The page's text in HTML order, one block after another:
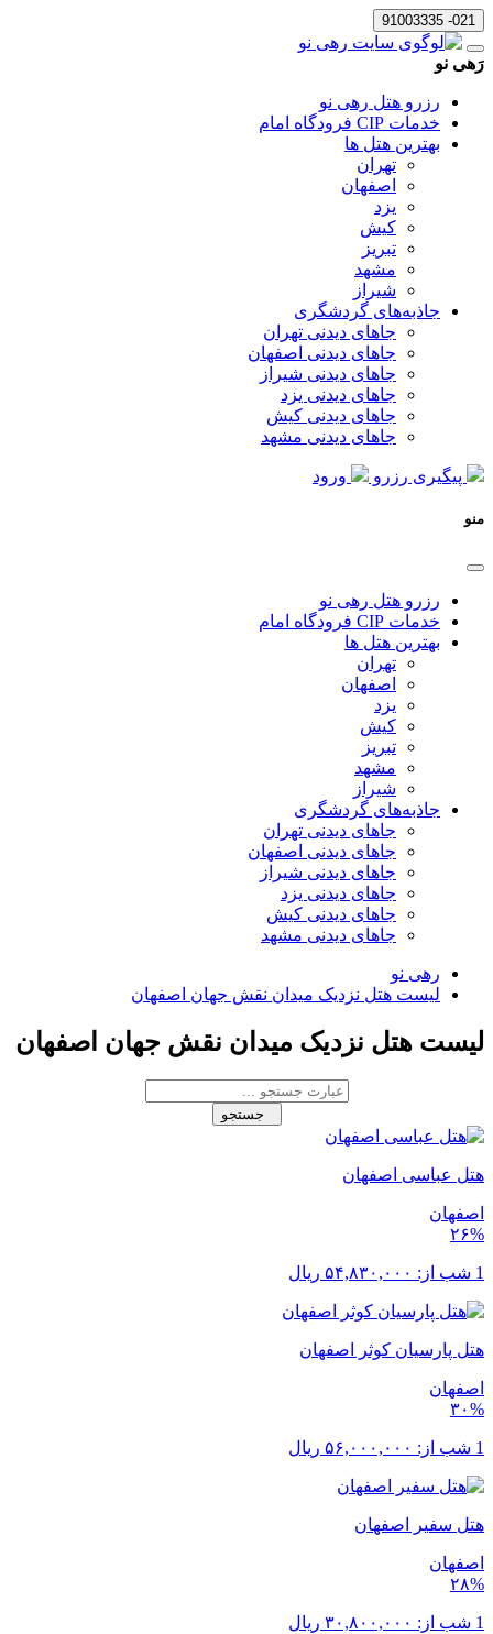
021- 91003335
رَهی نو
رزرو هتل رهی نو
خدمات CIP فرودگاه امام
بهترین هتل ها
تهران
اصفهان
یزد
کیش
تبریز
مشهد
شیراز
جاذبه‌های گردشگری
جاهای دیدنی تهران
جاهای دیدنی اصفهان
جاهای دیدنی شیراز
جاهای دیدنی یزد
جاهای دیدنی کیش
جاهای دیدنی مشهد
پیگیری رزرو ورود
منو
رزرو هتل رهی نو
خدمات CIP فرودگاه امام
بهترین هتل ها
تهران
اصفهان
یزد
کیش
تبریز
مشهد
شیراز
جاذبه‌های گردشگری
جاهای دیدنی تهران
جاهای دیدنی اصفهان
جاهای دیدنی شیراز
جاهای دیدنی یزد
جاهای دیدنی کیش
جاهای دیدنی مشهد
رهی نو
لیست هتل نزدیک میدان نقش جهان اصفهان
لیست هتل نزدیک میدان نقش جهان اصفهان
جستجو
هتل عباسی اصفهان
اصفهان
۲۶%
1 شب از: ۵۴,۸۳۰,۰۰۰ ریال
هتل پارسیان کوثر اصفهان
اصفهان
۳۰%
1 شب از: ۵۶,۰۰۰,۰۰۰ ریال
هتل سفیر اصفهان
اصفهان
۲۸%
1 شب از: ۳۰,۸۰۰,۰۰۰ ریال